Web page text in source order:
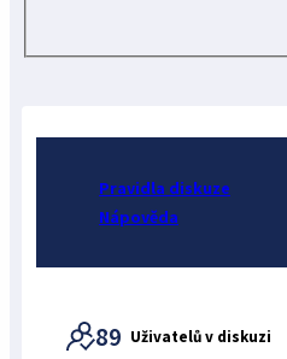
Pravidla diskuze
Nápověda
89 Uživatelů v diskuzi